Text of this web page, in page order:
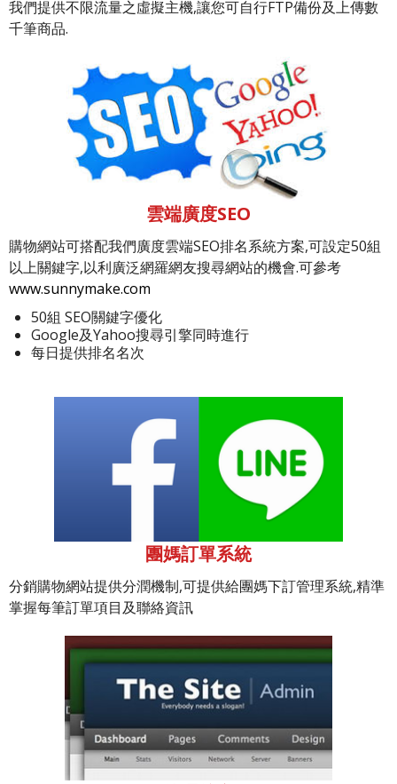
我們提供不限流量之虛擬主機,讓您可自行FTP備份及上傳數
千筆商品.
雲端廣度SEO
購物網站可搭配我們廣度雲端SEO排名系統方案,可設定50組
以上關鍵字,以利廣泛網羅網友搜尋網站的機會.可參考
www.sunnymake.com
50組 SEO關鍵字優化
Google及Yahoo搜尋引擎同時進行
每日提供排名名次
團媽訂單系統
分銷購物網站提供分潤機制,可提供給團媽下訂管理系統,精準
掌握每筆訂單項目及聯絡資訊